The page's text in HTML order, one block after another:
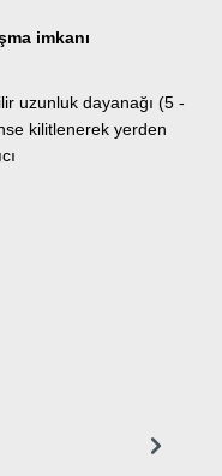
imkanı
uzunluk dayanağı (5 -
kilitlenerek yerden